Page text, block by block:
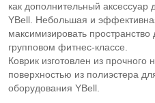
как дополнительный
YBell. Небольшая и
максимизировать
групповом фитнес-классе.
Коврик изготовлен из прочного
поверхностью из полиэстера
оборудования YBell.